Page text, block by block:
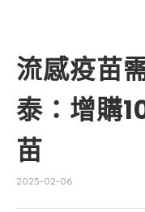
流感疫苗
泰：增購
苗
2025-02-06